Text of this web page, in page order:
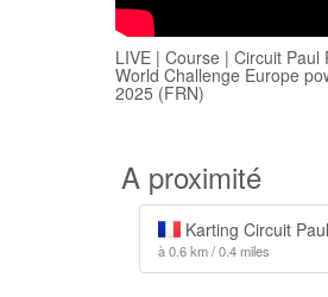
LIVE | Course | Circuit Paul
World Challenge Europe
2025 (FRN)
A proximité
Karting Circuit
à 0.6 km / 0.4 miles